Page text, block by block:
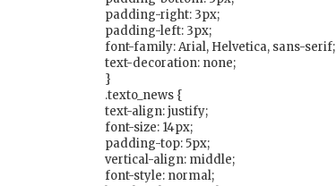
padding-right: 3px;
padding-left: 3px;
font-family: Arial, Helvetica, sans-serif;
text-decoration: none;
}
.texto_news {
text-align: justify;
font-size: 14px;
padding-top: 5px;
vertical-align: middle;
font-style: normal;